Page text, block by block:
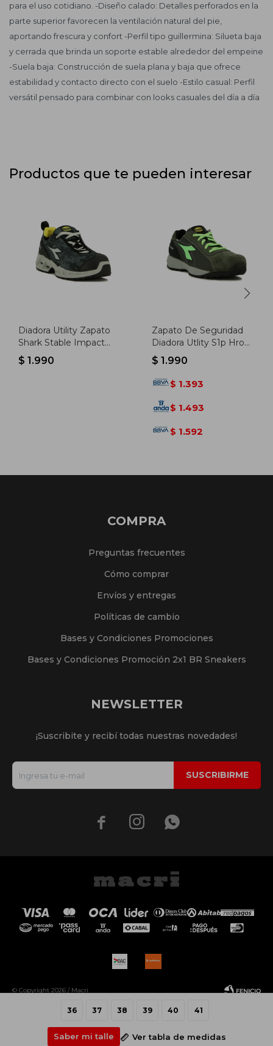
36 37 38 39 40 41
Saber mi talle Ver tabla de medidas
para el uso cotidiano. -Diseño calado: Detalles perforados en la
parte superior favorecen la ventilación natural del pie,
aportando frescura y confort -Perfil tipo guillermina: Silueta baja
y cerrada que brinda un soporte estable alrededor del empeine
-Suela baja: Construcción de suela plana y baja que ofrece
estabilidad y contacto directo con el suelo -Estilo casual: Perfil
versátil pensado para combinar con looks casuales del día a día
Productos que te pueden interesar
Diadora Utility Zapato
Shark Stable Impact
Low S1p - Gris-negro
$ 1.990
Zapato De Seguridad
Diadora Utlity S1p Hro
Src - Gris-verde Fluo
$ 1.990
$ 1.393
$ 1.493
$ 1.592
COMPRA
Preguntas frecuentes
Cómo comprar
Envíos y entregas
Políticas de cambio
Bases y Condiciones Promociones
Bases y Condiciones Promoción 2x1 BR Sneakers
NEWSLETTER
¡Suscribite y recibí todas nuestras novedades!
SUSCRIBIRME
  
© Copyright 2026 / Macri